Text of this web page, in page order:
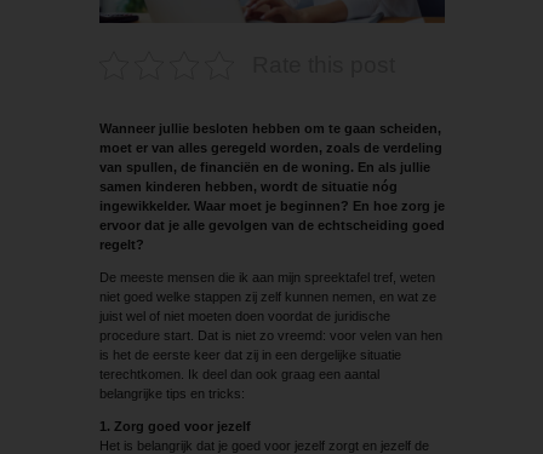
Wanneer jullie besloten hebben om te gaan scheiden,
moet er van alles geregeld worden, zoals de verdeling
van spullen, de financiën en de woning. En als jullie
samen kinderen hebben, wordt de situatie nóg
ingewikkelder. Waar moet je beginnen? En hoe zorg je
ervoor dat je alle gevolgen van de echtscheiding goed
regelt?
De meeste mensen die ik aan mijn spreektafel tref, weten
niet goed welke stappen zij zelf kunnen nemen, en wat ze
juist wel of niet moeten doen voordat de juridische
procedure start. Dat is niet zo vreemd: voor velen van hen
is het de eerste keer dat zij in een dergelijke situatie
terechtkomen. Ik deel dan ook graag een aantal
belangrijke tips en tricks:
1. Zorg goed voor jezelf
Het is belangrijk dat je goed voor jezelf zorgt en jezelf de